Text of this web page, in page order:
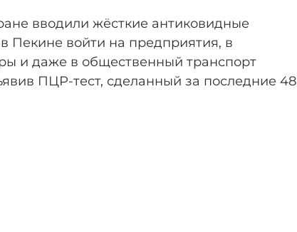
вводили жёсткие антиковидные
Пекине войти на предприятия, в
и даже в общественный транспорт
ПЦР-тест, сделанный за последние 48